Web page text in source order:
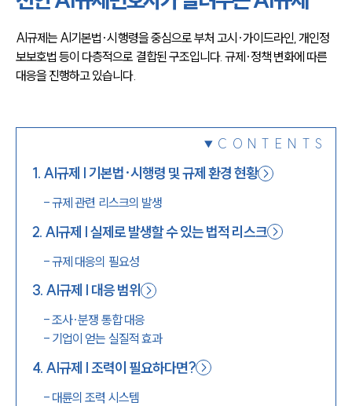
천안변호사상담 상담접수
채용정보
1800-7905
AI규제는 AI기본법·시행령을 중심으로 부처 고시·가이드라인, 개인정
보보호법 등이 다층적으로 결합된 구조입니다. 규제·정책 변화에 따른
대응을 진행하고 있습니다.
CONTENTS
1. AI규제 | 기본법·시행령 및 규제 환경 현황
-규제 관련 리스크의 발생
2. AI규제 | 실제로 발생할 수 있는 법적 리스크
-규제 대응의 필요성
3. AI규제 | 대응 범위
-조사·분쟁 통합 대응
- 기업이 얻는 실질적 효과
4. AI규제 | 조력이 필요하다면?
- 대륜의 조력 시스템